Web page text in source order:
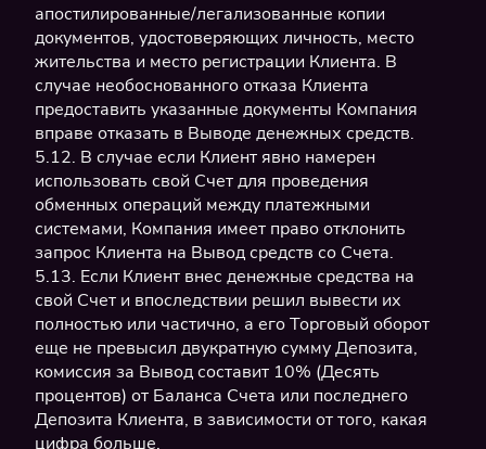
апостилированные/легализованные копии
документов, удостоверяющих личность, место
жительства и место регистрации Клиента. В
случае необоснованного отказа Клиента
предоставить указанные документы Компания
вправе отказать в Выводе денежных средств.
5.12. В случае если Клиент явно намерен
использовать свой Счет для проведения
обменных операций между платежными
системами, Компания имеет право отклонить
запрос Клиента на Вывод средств со Счета.
5.13. Если Клиент внес денежные средства на
свой Счет и впоследствии решил вывести их
полностью или частично, а его Торговый оборот
еще не превысил двукратную сумму Депозита,
комиссия за Вывод составит 10% (Десять
процентов) от Баланса Счета или последнего
Депозита Клиента, в зависимости от того, какая
цифра больше.